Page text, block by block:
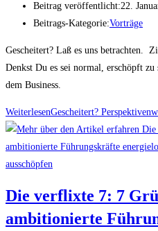
Beitrag veröffentlicht:22.
Beitrags-Kategorie:Vorträge
Gescheitert? Laß es uns betrachten.
Denkst Du es sei normal, erschöpft
dem Business.
WeiterlesenGescheitert?
Die verflixte 7: 7
ambitionierte